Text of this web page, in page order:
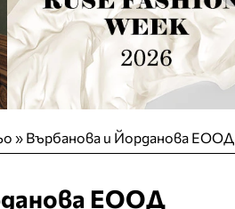
» Върбанова и Йорданова ЕООД
ЕООД